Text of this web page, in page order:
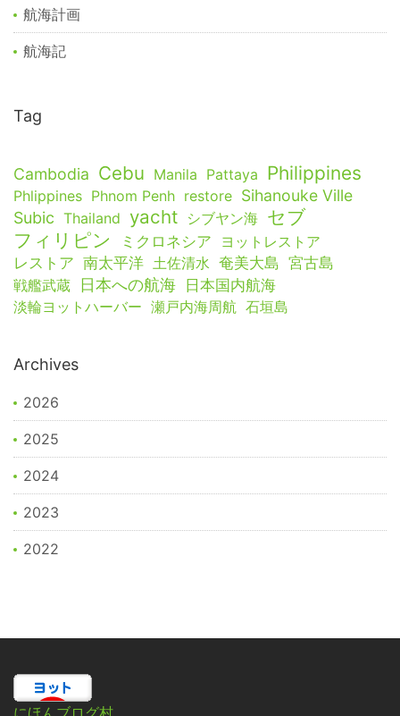
航海計画
航海記
Tag
Cambodia Cebu Manila Pattaya Philippines
Phlippines Phnom Penh restore Sihanouke Ville
Subic Thailand yacht シブヤン海 セブ
フィリピン ミクロネシア
ヨットレストア
レストア 南太平洋 土佐清水 奄美大島 宮古島
戦艦武蔵 日本への航海 日本国内航海
淡輪ヨットハーバー 瀬戸内海周航 石垣島
Archives
2026
2025
2024
2023
2022
にほんブログ村